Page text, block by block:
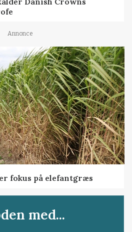
Annonce
fokus på elefantgræs
med...